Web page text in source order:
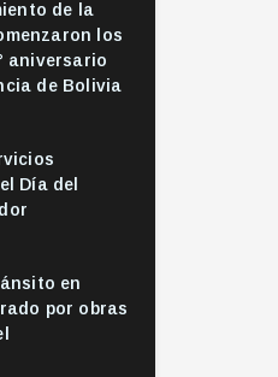
de la
los
aniversario
de Bolivia
Día del
en
por obras